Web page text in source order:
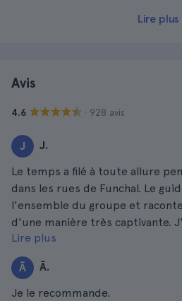
Lire plus
Avis
4.6 · 928 avis
J J.
Le temps a filé à toute allure
dans les rues de Funchal. Le
l'ensemble du groupe et
d'une manière très captivante.
apprécié !
Lire plus
Ã Ã.
Je le recommande.